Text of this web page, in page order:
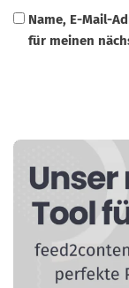
Name, E-Mail-
für meinen